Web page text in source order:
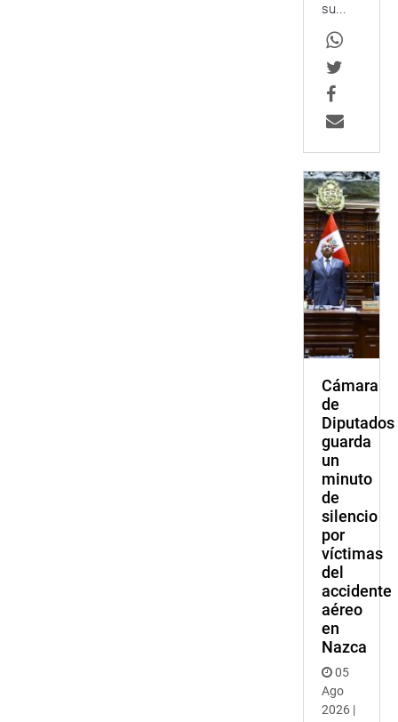
su...
Cámara
de
Diputados
guarda
un
minuto
de
silencio
por
víctimas
del
accidente
aéreo
en
Nazca
05
Ago
2026 |